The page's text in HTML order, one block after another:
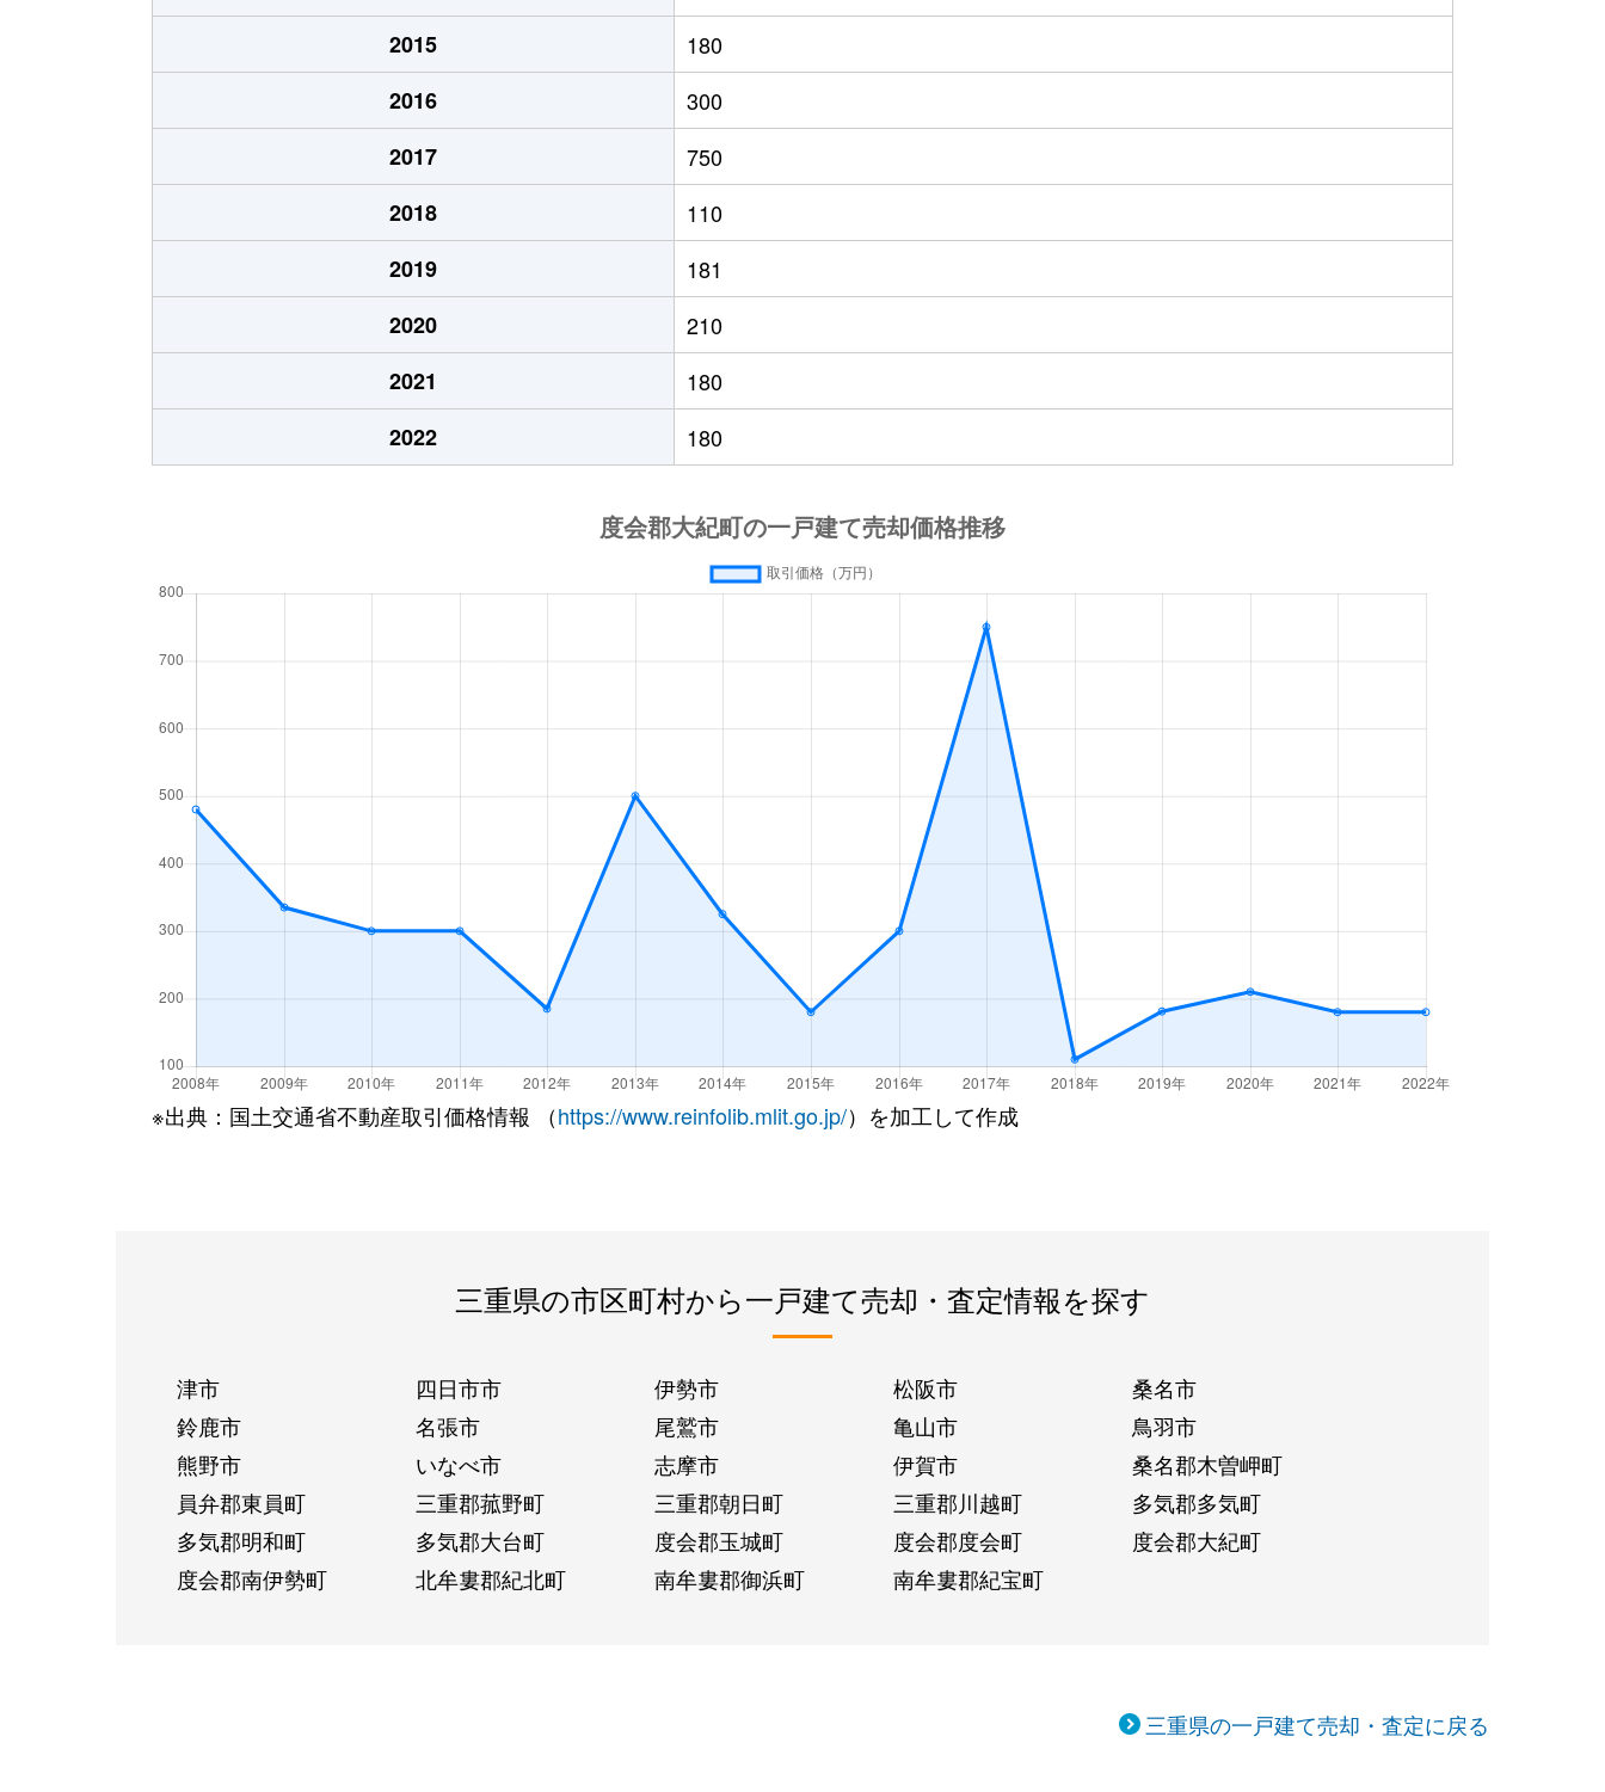
2015
180
2016
300
2017
750
2018
110
2019
181
2020
210
2021
180
2022
180
※出典：国土交通省不動産取引価格情報 （https://www.reinfolib.mlit.go.jp/）を加工して作成
三重県の市区町村から一戸建て売却・査定情報を探す
津市 四日市市 伊勢市 松阪市
桑名市
鈴鹿市
名張市 尾鷲市 亀山市
鳥羽市
熊野市
いなべ市 志摩市 伊賀市
桑名郡木曽岬町
員弁郡東員町
三重郡菰野町 三重郡朝日町 三重郡川越町
多気郡多気町
多気郡明和町
多気郡大台町 度会郡玉城町 度会郡度会町
度会郡大紀町
度会郡南伊勢町
北牟婁郡紀北町 南牟婁郡御浜町 南牟婁郡紀宝町
三重県の一戸建て売却・査定に戻る